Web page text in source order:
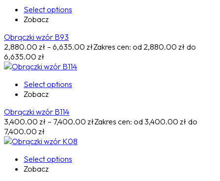
Select options
Zobacz
Obrączki wzór B93
2,880.00 zł – 6,635.00 złZakres cen: od 2,880.00 zł do
6,635.00 zł
Select options
Zobacz
Obrączki wzór B114
3,400.00 zł – 7,400.00 złZakres cen: od 3,400.00 zł do
7,400.00 zł
Select options
Zobacz